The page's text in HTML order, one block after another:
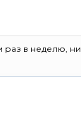
раз в неделю,